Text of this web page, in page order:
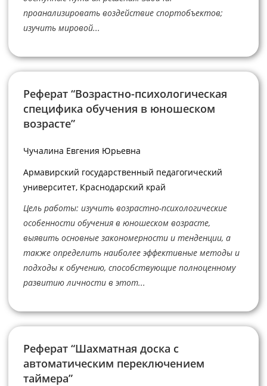
проанализировать воздействие спортобъектов;
изучить мировой...
Реферат “Возрастно-психологическая
специфика обучения в юношеском
возрасте”
Чучалина Евгения Юрьевна
Армавирский государственный педагогический
университет, Краснодарский край
Цель работы: изучить возрастно-психологические
особенности обучения в юношеском возрасте,
выявить основные закономерности и тенденции, а
также определить наиболее эффективные методы и
подходы к обучению, способствующие полноценному
развитию личности в этот...
Реферат “Шахматная доска с
автоматическим переключением
таймера”